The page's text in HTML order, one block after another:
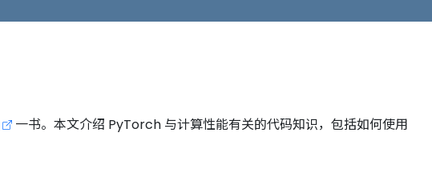
一书。本文介绍 PyTorch 与计算性能有关的代码知识，包括如何使用